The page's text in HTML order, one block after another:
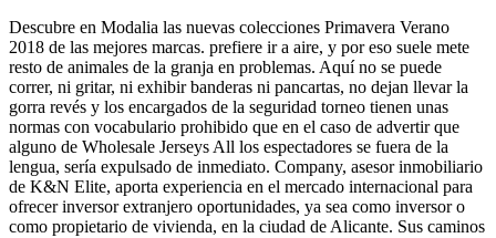
Descubre en Modalia las nuevas colecciones Primavera Verano
2018 de las mejores marcas. prefiere ir a aire, y por eso suele mete
resto de animales de la granja en problemas. Aquí no se puede
correr, ni gritar, ni exhibir banderas ni pancartas, no dejan llevar la
gorra revés y los encargados de la seguridad torneo tienen unas
normas con vocabulario prohibido que en el caso de advertir que
alguno de Wholesale Jerseys All los espectadores se fuera de la
lengua, sería expulsado de inmediato. Company, asesor inmobiliario
de K&N Elite, aporta experiencia en el mercado internacional para
ofrecer inversor extranjero oportunidades, ya sea como inversor o
como propietario de vivienda, en la ciudad de Alicante. Sus caminos